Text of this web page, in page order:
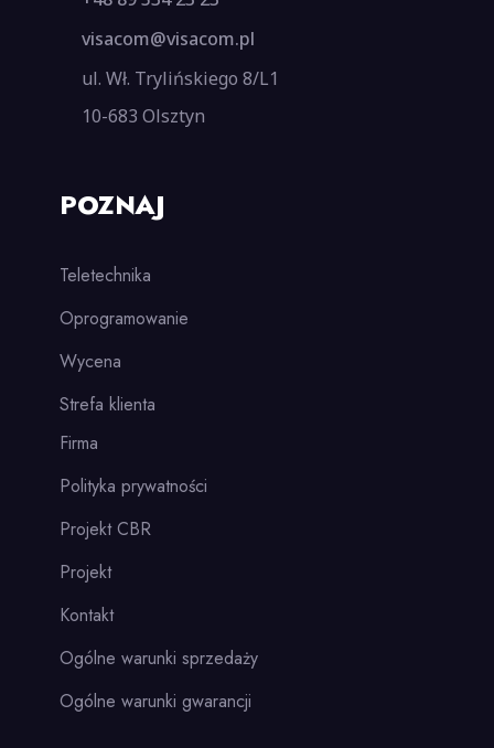
visacom@visacom.pl
ul. Wł. Trylińskiego 8/L1
10-683 Olsztyn
POZNAJ
Teletechnika
Oprogramowanie
Wycena
Strefa klienta
Firma
Polityka prywatności
Projekt CBR
Projekt
Kontakt
Ogólne warunki sprzedaży
Ogólne warunki gwarancji